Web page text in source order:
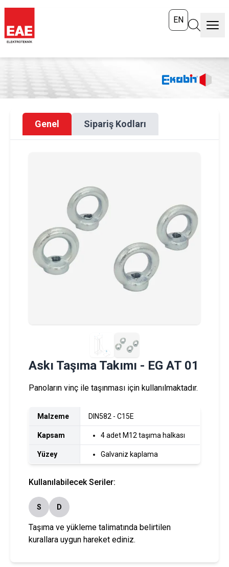
EN
Genel Sipariş Kodları
Askı Taşıma Takımı - EG AT 01
Panoların vinç ile taşınması için kullanılmaktadır.
Malzeme DIN582 - C15E
Kapsam 4 adet M12 taşıma halkası
Yüzey Galvaniz kaplama
Kullanılabilecek Seriler:
S D
Taşıma ve yükleme talimatında belirtilen
kurallara uygun hareket ediniz.